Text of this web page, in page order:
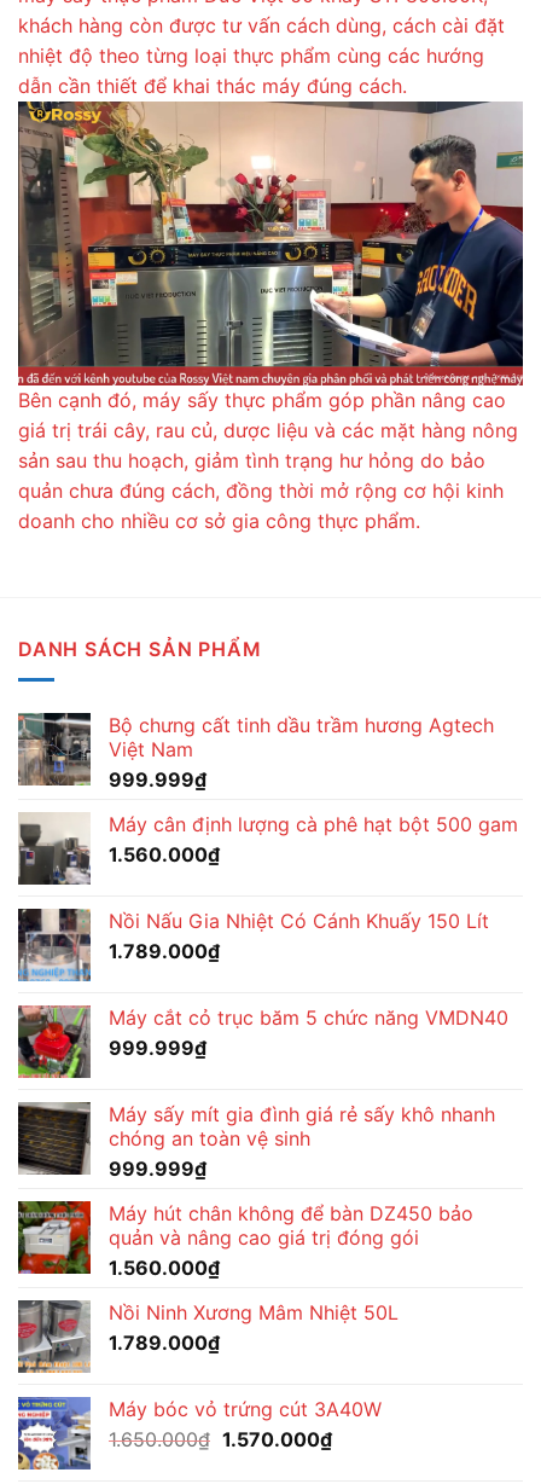
khách hàng còn được tư vấn cách dùng, cách cài đặt
nhiệt độ theo từng loại thực phẩm cùng các hướng
dẫn cần thiết để khai thác máy đúng cách.
Bên cạnh đó, máy sấy thực phẩm góp phần nâng cao
giá trị trái cây, rau củ, dược liệu và các mặt hàng nông
sản sau thu hoạch, giảm tình trạng hư hỏng do bảo
quản chưa đúng cách, đồng thời mở rộng cơ hội kinh
doanh cho nhiều cơ sở gia công thực phẩm.
DANH SÁCH SẢN PHẨM
Bộ chưng cất tinh dầu trầm hương Agtech
Việt Nam
999.999₫
Máy cân định lượng cà phê hạt bột 500 gam
1.560.000₫
Nồi Nấu Gia Nhiệt Có Cánh Khuấy 150 Lít
1.789.000₫
Máy cắt cỏ trục băm 5 chức năng VMDN40
999.999₫
Máy sấy mít gia đình giá rẻ sấy khô nhanh
chóng an toàn vệ sinh
999.999₫
Máy hút chân không để bàn DZ450 bảo
quản và nâng cao giá trị đóng gói
1.560.000₫
Nồi Ninh Xương Mâm Nhiệt 50L
1.789.000₫
Máy bóc vỏ trứng cút 3A40W
1.650.000₫ Giá
1.570.000₫Giá